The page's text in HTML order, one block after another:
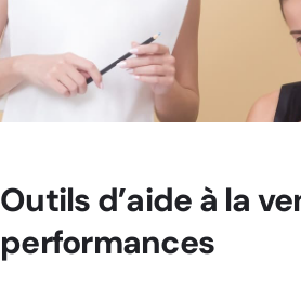
Outils d’aide à la
performances